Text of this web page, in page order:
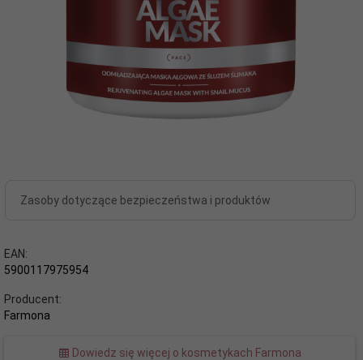
Zasoby dotyczące bezpieczeństwa i produktów
EAN:
5900117975954
Producent:
Farmona
Dowiedz się więcej o kosmetykach Farmona